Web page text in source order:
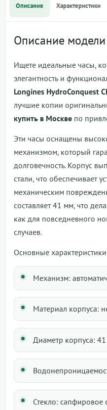
Описание Характеристики
Описание модели
Ищете идеальные часы,
элегантность и
Longines HydroConquest
лучшие копии
купить в Москве по
Эти часы оснащены
механизмом, который
долговечность. Корпус
стали, что обеспечивает
механическим
составляет 41 мм, что
как для повседневного
случаев.
Основные
Механизм:
Материал корпуса:
Диаметр корпуса:
Стекло: сапфировое